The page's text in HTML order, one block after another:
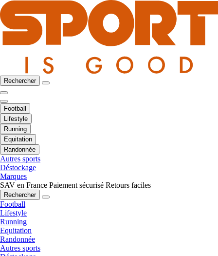
Rechercher
Football
Lifestyle
Running
Equitation
Randonnée
Autres sports
Déstockage
Marques
SAV en France Paiement sécurisé Retours faciles
Rechercher
Football
Lifestyle
Running
Equitation
Randonnée
Autres sports